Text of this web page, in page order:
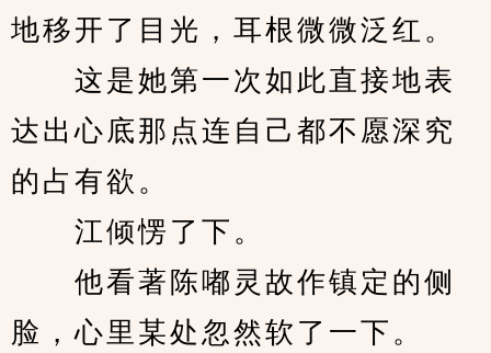
地移开了目光，耳根微微泛红。
这是她第一次如此直接地表
达出心底那点连自己都不愿深究
的占有欲。
江倾愣了下。
他看著陈嘟灵故作镇定的侧
脸，心里某处忽然软了一下。